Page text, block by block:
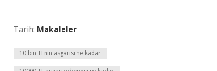
Tarih: Makaleler
10 bin TLnin asgarisi ne kadar